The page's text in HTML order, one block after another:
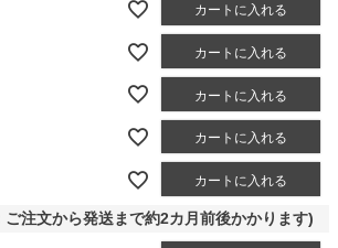
カートに入れる
カートに入れる
カートに入れる
カートに入れる
カートに入れる
注文から発送まで約2カ月前後かかります)